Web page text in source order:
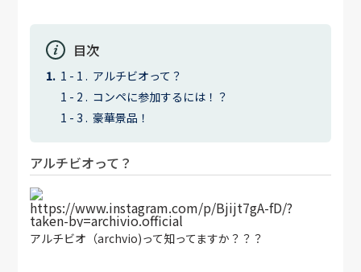
目次
アルチビオって？
コンペに参加するには！？
豪華景品！
アルチビオって？
https://www.instagram.com/p/Bjijt7gA-fD/?
taken-by=archivio.official
アルチビオ（archvio)って知ってますか？？？